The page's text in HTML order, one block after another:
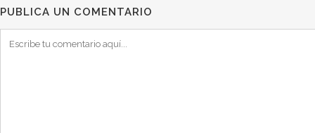
PUBLICA UN COMENTARIO